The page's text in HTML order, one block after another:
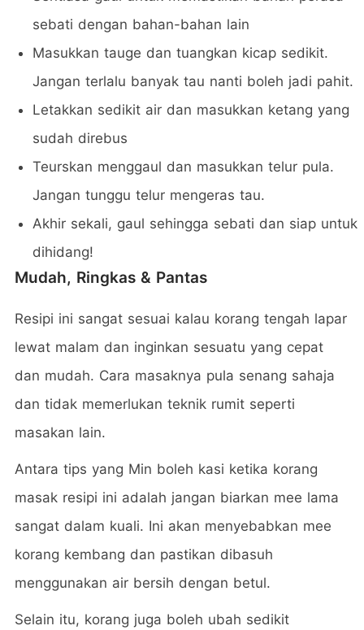
sebati dengan bahan-bahan lain
Masukkan tauge dan tuangkan kicap sedikit.
Jangan terlalu banyak tau nanti boleh jadi pahit.
Letakkan sedikit air dan masukkan ketang yang
sudah direbus
Teurskan menggaul dan masukkan telur pula.
Jangan tunggu telur mengeras tau.
Akhir sekali, gaul sehingga sebati dan siap untuk
dihidang!
Mudah, Ringkas & Pantas
Resipi ini sangat sesuai kalau korang tengah lapar
lewat malam dan inginkan sesuatu yang cepat
dan mudah. Cara masaknya pula senang sahaja
dan tidak memerlukan teknik rumit seperti
masakan lain.
Antara tips yang Min boleh kasi ketika korang
masak resipi ini adalah jangan biarkan mee lama
sangat dalam kuali. Ini akan menyebabkan mee
korang kembang dan pastikan dibasuh
menggunakan air bersih dengan betul.
Selain itu, korang juga boleh ubah sedikit